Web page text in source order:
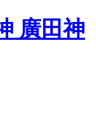
廣田神